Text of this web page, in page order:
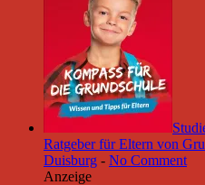
Ratgeber für Eltern von
Duisburg - No Comment
Anzeige